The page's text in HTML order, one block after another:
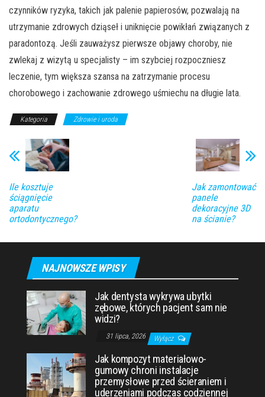
czynników ryzyka, takich jak palenie papierosów, pozwalają na
utrzymanie zdrowych dziąseł i uniknięcie powikłań związanych z
paradontozą. Jeśli zauważysz pierwsze objawy choroby, nie
zwlekaj z wizytą u specjalisty – im szybciej rozpoczniesz
leczenie, tym większa szansa na zatrzymanie procesu
chorobowego i zachowanie zdrowego uśmiechu na długie lata.
Kategoria Zdrowie i uroda
Ile kosztuje
ściągnięcie
aparatu
ortodontycznego?
Jak zamontować
panele
dekoracyjne 3D
na ścianie?
NAJNOWSZE WPISY
Jak dentysta wykrywa ubytki
zębowe, których pacjent sam nie
widzi?
31 lipca, 2026 Wyłącz
Jak kompozyt materiałowo-
gumowy chroni instalacje
przemysłowe przed ścieraniem i
uderzeniami podczas codziennej